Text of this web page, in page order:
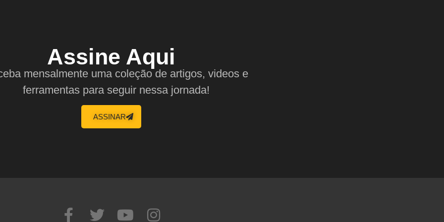
Assine Aqui
mensalmente uma coleção de artigos, videos e
ferramentas para seguir nessa jornada!
ASSINAR